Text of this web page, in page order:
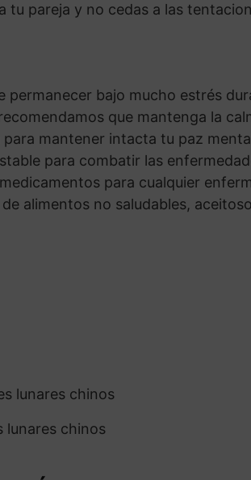
tu pareja y no cedas a las
bajo mucho estrés
que mantenga la
mantener intacta tu paz
para combatir las
para cualquier
alimentos no saludables,
lunares chinos
lunares chinos